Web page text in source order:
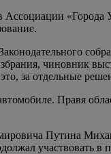
Ассоциации
чиновник
за отдельные
Правя
Путина
участвовать в